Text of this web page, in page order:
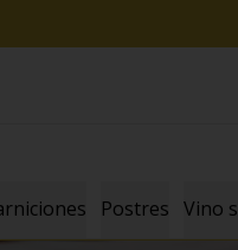
Postres Vino